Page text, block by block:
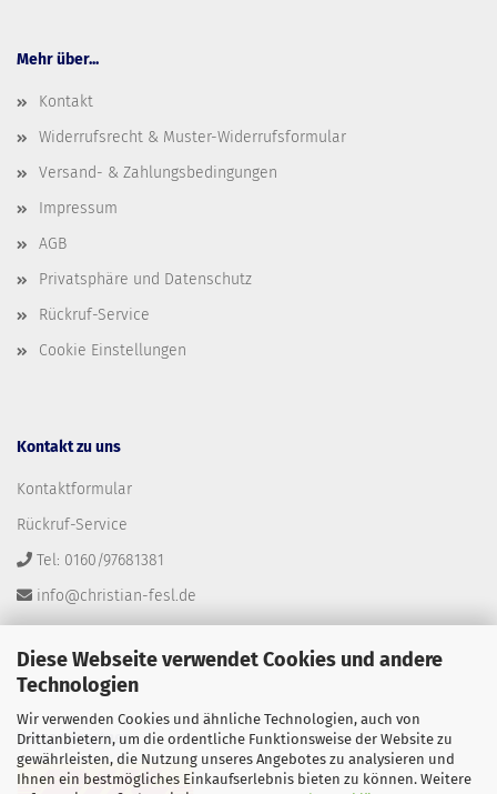
Diese Webseite verwendet Cookies und andere
Technologien
Wir verwenden Cookies und ähnliche Technologien, auch von
Drittanbietern, um die ordentliche Funktionsweise der Website zu
gewährleisten, die Nutzung unseres Angebotes zu analysieren und
Ihnen ein bestmögliches Einkaufserlebnis bieten zu können. Weitere
Mehr über...
Kontakt
Widerrufsrecht & Muster-Widerrufsformular
Versand- & Zahlungsbedingungen
Impressum
AGB
Privatsphäre und Datenschutz
Rückruf-Service
Cookie Einstellungen
Kontakt zu uns
Kontaktformular
Rückruf-Service
Tel: 0160/97681381
info@christian-fesl.de
Versandpartner